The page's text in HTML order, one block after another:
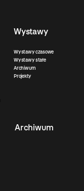
Wystawy
Wystawy czasowe
Wystawy stałe
Archiwum
Projekty
Archiwum